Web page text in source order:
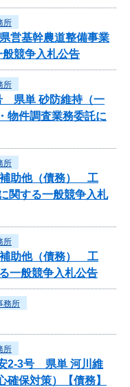
所
営基幹農道整備事業
競争入札公告
所
県単 砂防維持（一
物件調査業務委託に
所
補助他（債務） 工
関する一般競争入札
所
補助他（債務） 工
一般競争入札公告
務所
所
2-3号 県単 河川維
保対策）【債務】